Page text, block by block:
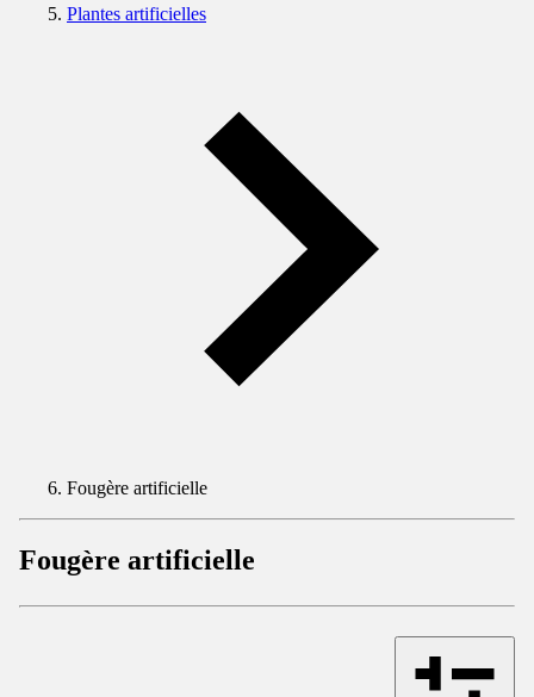
Plantes artificielles
Fougère artificielle
Fougère artificielle